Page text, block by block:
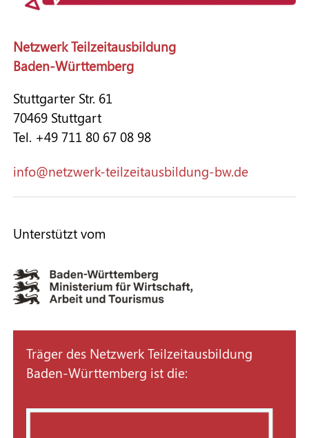
Netzwerk Teilzeitausbildung
Baden-Württemberg
Stuttgarter Str. 61
70469 Stuttgart
Tel. +49 711 80 67 08 98
nf
n tzw rk-t lz t sb ld ng-bwd
Unterstützt vom
Träger des Netzwerk Teilzeitausbildung
Baden-Württemberg ist die: